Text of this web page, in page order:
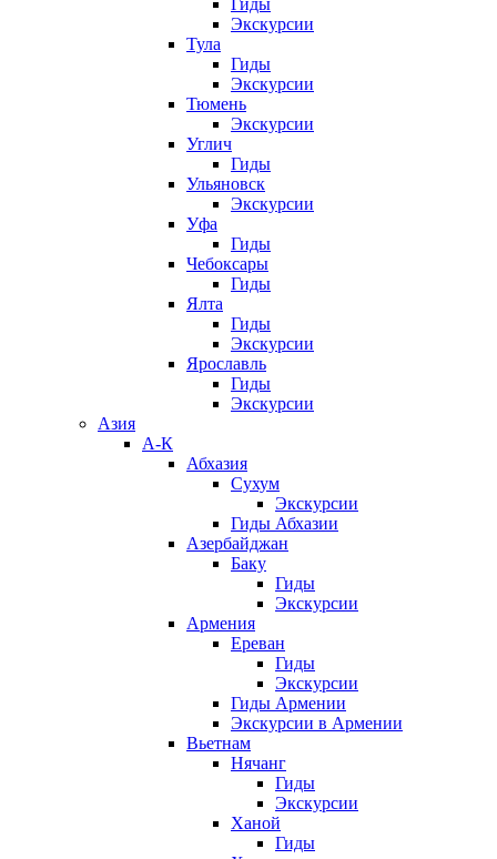
Гиды
Экскурсии
Тула
Гиды
Экскурсии
Тюмень
Экскурсии
Углич
Гиды
Ульяновск
Экскурсии
Уфа
Гиды
Чебоксары
Гиды
Ялта
Гиды
Экскурсии
Ярославль
Гиды
Экскурсии
Азия
А-К
Абхазия
Сухум
Экскурсии
Гиды Абхазии
Азербайджан
Баку
Гиды
Экскурсии
Армения
Ереван
Гиды
Экскурсии
Гиды Армении
Экскурсии в Армении
Вьетнам
Нячанг
Гиды
Экскурсии
Ханой
Гиды